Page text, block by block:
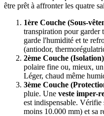
être prêt à affronter les quatre
1ère Couche (Sous-
transpiration pour garder
garde l'humidité et te
(antiodor,
2ème Couche
polaire fine ou, mieux,
Léger, chaud même
3ème Couche
pluie. Une veste imper-
est indispensable.
moins 10.000 mm) et sa